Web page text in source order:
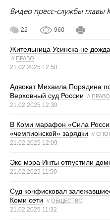
Видео пресс-службы главы
22 960
Жительница Усинска не
// ПРАВО
21.02.2025 12:50
Адвокат Михаила Порядина
Верховный суд России
// ПРАВО
21.02.2025 12:30
В Коми марафон «Сила
«чемпионской» зарядки
//
21.02.2025 12:09
Экс-мэра Инты отпустили
21.02.2025 11:50
Суд конфисковал
Коми сети
// ОБЩЕСТВО
21.02.2025 11:32